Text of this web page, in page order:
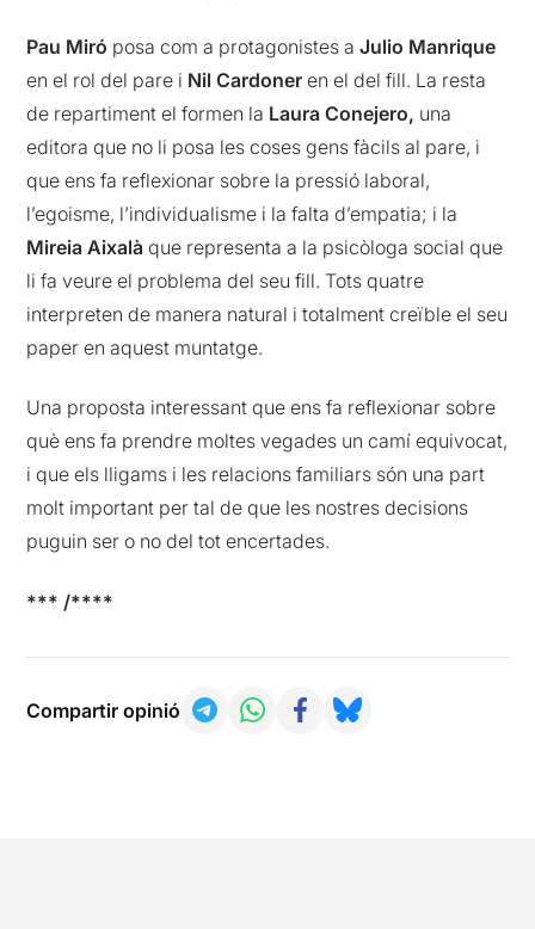
Pau Miró posa com a protagonistes aJulio Manrique
en el rol del pare i Nil Cardoner en el del fill. La resta
de repartiment el formen la Laura Conejero, una
editora que no li posa les coses gens fàcils al pare, i
que ens fa reflexionar sobre la pressió laboral,
l’egoisme, l’individualisme i la falta d’empatia; i la
Mireia Aixalà que representa a la psicòloga social que
li fa veure el problema del seu fill. Tots quatre
interpreten de manera natural i totalment creïble el seu
paper en aquest muntatge.
Una proposta interessant que ens fa reflexionar sobre
què ens fa prendre moltes vegades un camí equivocat,
i que els lligams i les relacions familiars són una part
molt important per tal de que les nostres decisions
puguin ser o no del tot encertades.
*** /****
Compartir opinió